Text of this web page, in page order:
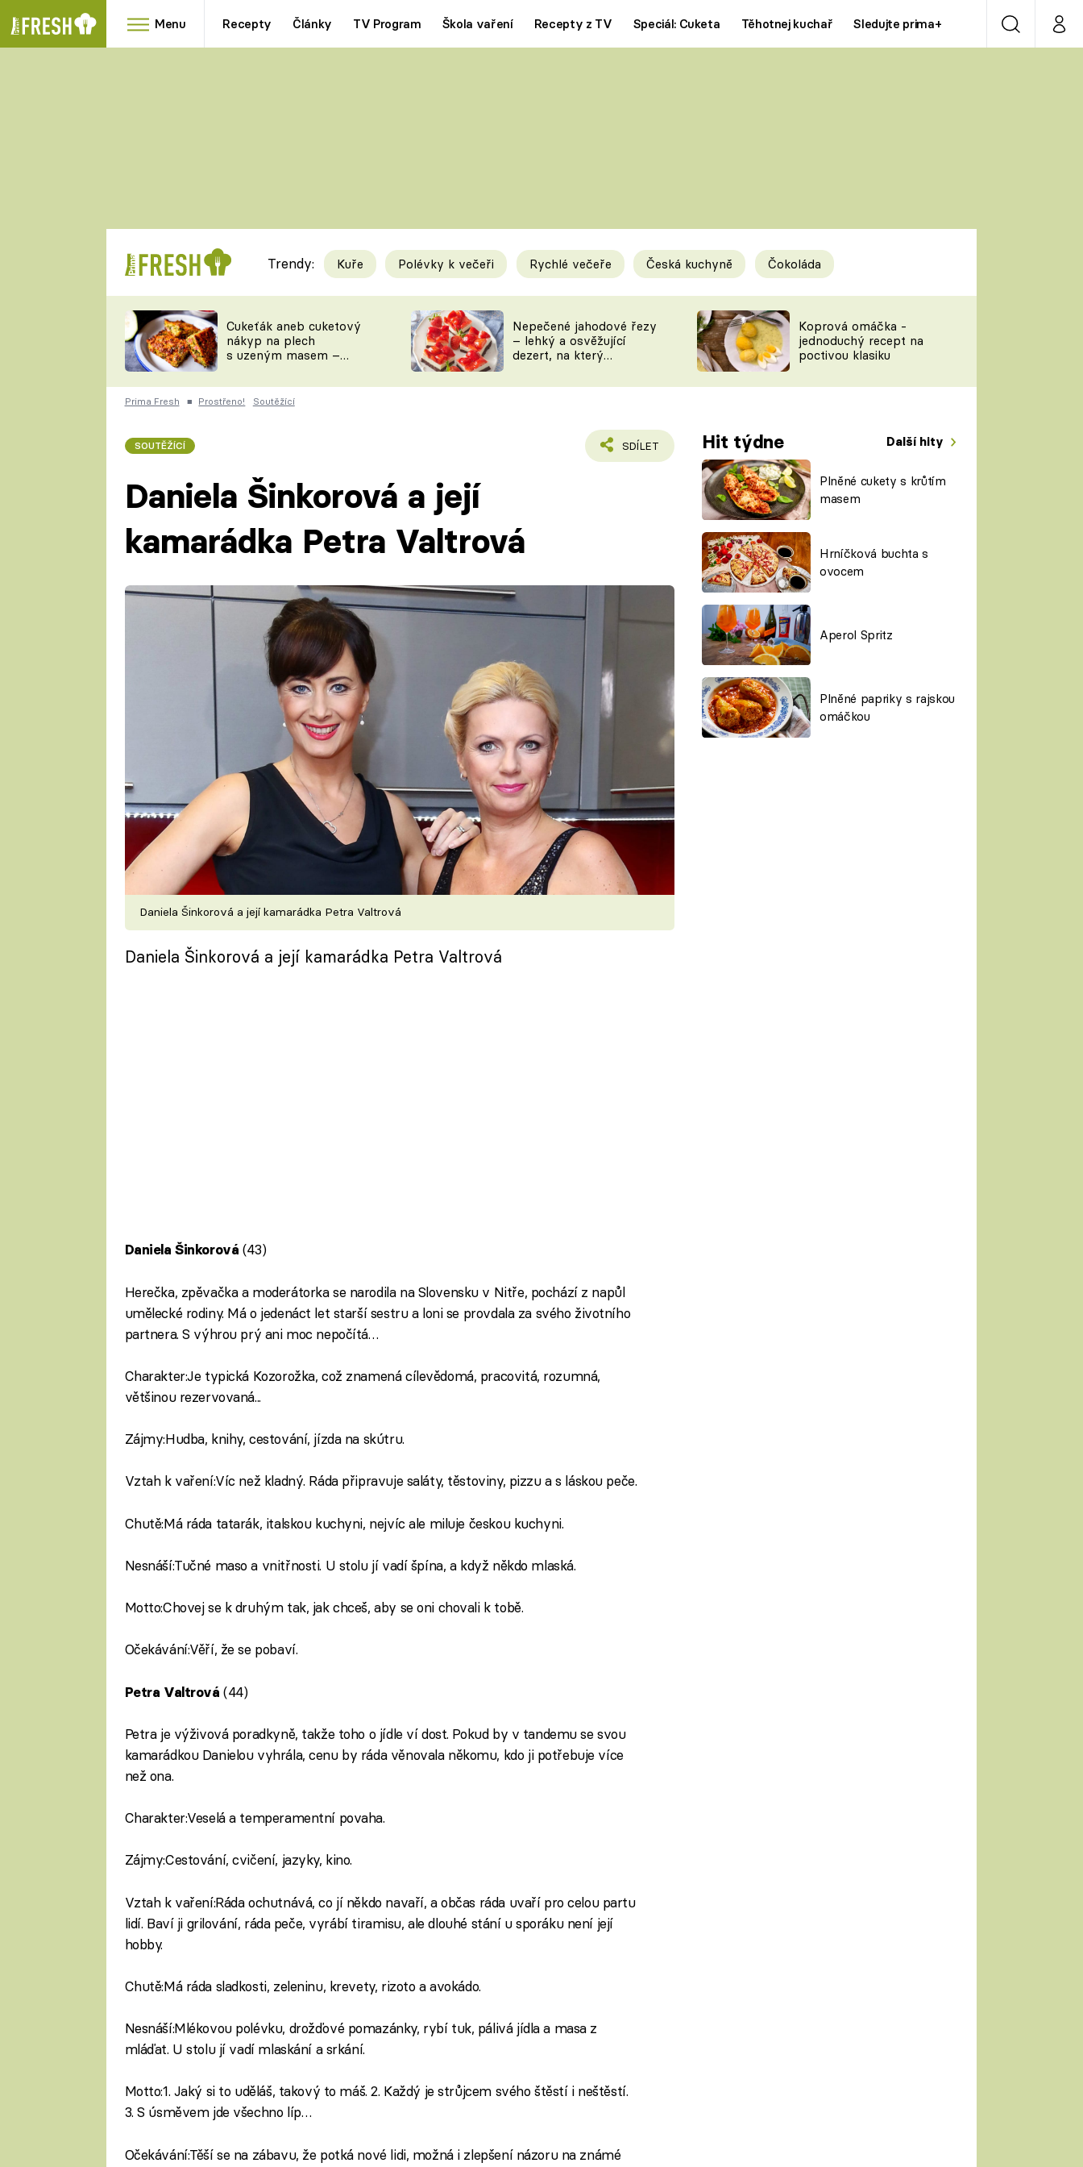
Menu Recepty Články TV Program Škola vaření Recepty z TV Speciál: Cuketa Těhotnej kuchař Sledujte prima+ VyhledáváníMůj
RYCHLOVKY
Videorecepty
TEĎ VAŘÍ ŠÉF!
ČESKO NA TALÍŘI
Tipy a triky
KAM ZA JÍDLEM
VYCHYTÁVKY
Novinky
ŠÉFREDAKTORKY
ČASOPIS
Prima LAJK
Sledujte nás
Trendy: Kuře Polévky k večeři Rychlé večeře Česká kuchyně Čokoláda
Cukeťák aneb cuketový
nákyp na plech
s uzeným masem –
zpracovat přerostlé
cukety
Nepečené jahodové řezy
– lehký a osvěžující
dezert, na který
Koprová omáčka -
jednoduchý recept na
poctivou klasiku
Prima Fresh ■ Prostřeno! Soutěžící
SOUTĚŽÍCÍ SDÍLET Hit týdne Další hity
Plněné cukety s krůtím
masem
Hrníčková buchta s
ovocem
Aperol Spritz
Plněné papriky s rajskou
omáčkou
Daniela Šinkorová a její
kamarádka Petra Valtrová
Daniela Šinkorová a její kamarádka Petra Valtrová
Daniela Šinkorová a její kamarádka Petra Valtrová
Daniela Šinkorová (43)
Herečka, zpěvačka a moderátorka se narodila na Slovensku v Nitře, pochází z napůl
umělecké rodiny. Má o jedenáct let starší sestru a loni se provdala za svého životního
partnera. S výhrou prý ani moc nepočítá…
Charakter:Je typická Kozorožka, což znamená cílevědomá, pracovitá, rozumná,
většinou rezervovaná...
Zájmy:Hudba, knihy, cestování, jízda na skútru.
Vztah k vaření:Víc než kladný. Ráda připravuje saláty, těstoviny, pizzu a s láskou peče.
Chutě:Má ráda tatarák, italskou kuchyni, nejvíc ale miluje českou kuchyni.
Nesnáší:Tučné maso a vnitřnosti. U stolu jí vadí špína, a když někdo mlaská.
Motto:Chovej se k druhým tak, jak chceš, aby se oni chovali k tobě.
Očekávání:Věří, že se pobaví.
Petra Valtrová (44)
Petra je výživová poradkyně, takže toho o jídle ví dost. Pokud by v tandemu se svou
kamarádkou Danielou vyhrála, cenu by ráda věnovala někomu, kdo ji potřebuje více
než ona.
Charakter:Veselá a temperamentní povaha.
Zájmy:Cestování, cvičení, jazyky, kino.
Vztah k vaření:Ráda ochutnává, co jí někdo navaří, a občas ráda uvaří pro celou partu
lidí. Baví ji grilování, ráda peče, vyrábí tiramisu, ale dlouhé stání u sporáku není její
hobby.
Chutě:Má ráda sladkosti, zeleninu, krevety, rizoto a avokádo.
Nesnáší:Mlékovou polévku, drožďové pomazánky, rybí tuk, pálivá jídla a masa z
mláďat. U stolu jí vadí mlaskání a srkání.
Motto:1. Jaký si to uděláš, takový to máš. 2. Každý je strůjcem svého štěstí i neštěstí.
3. S úsměvem jde všechno líp…
Očekávání:Těší se na zábavu, že potká nové lidi, možná i zlepšení názoru na známé